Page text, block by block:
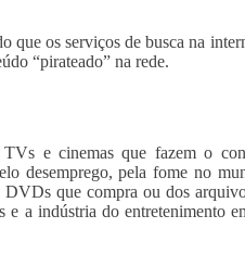
que os serviços de busca na
“pirateado” na rede.
e cinemas que fazem o
desemprego, pela fome no
que compra ou dos
e a indústria do entretenimento